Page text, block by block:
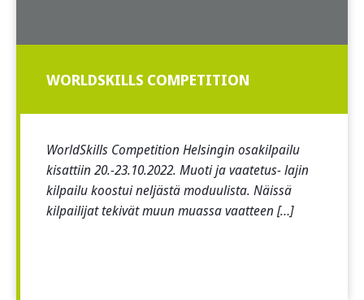
WORLDSKILLS COMPETITION
WorldSkills Competition Helsingin osakilpailu
kisattiin 20.-23.10.2022. Muoti ja vaatetus- lajin
kilpailu koostui neljästä moduulista. Näissä
kilpailijat tekivät muun muassa vaatteen […]